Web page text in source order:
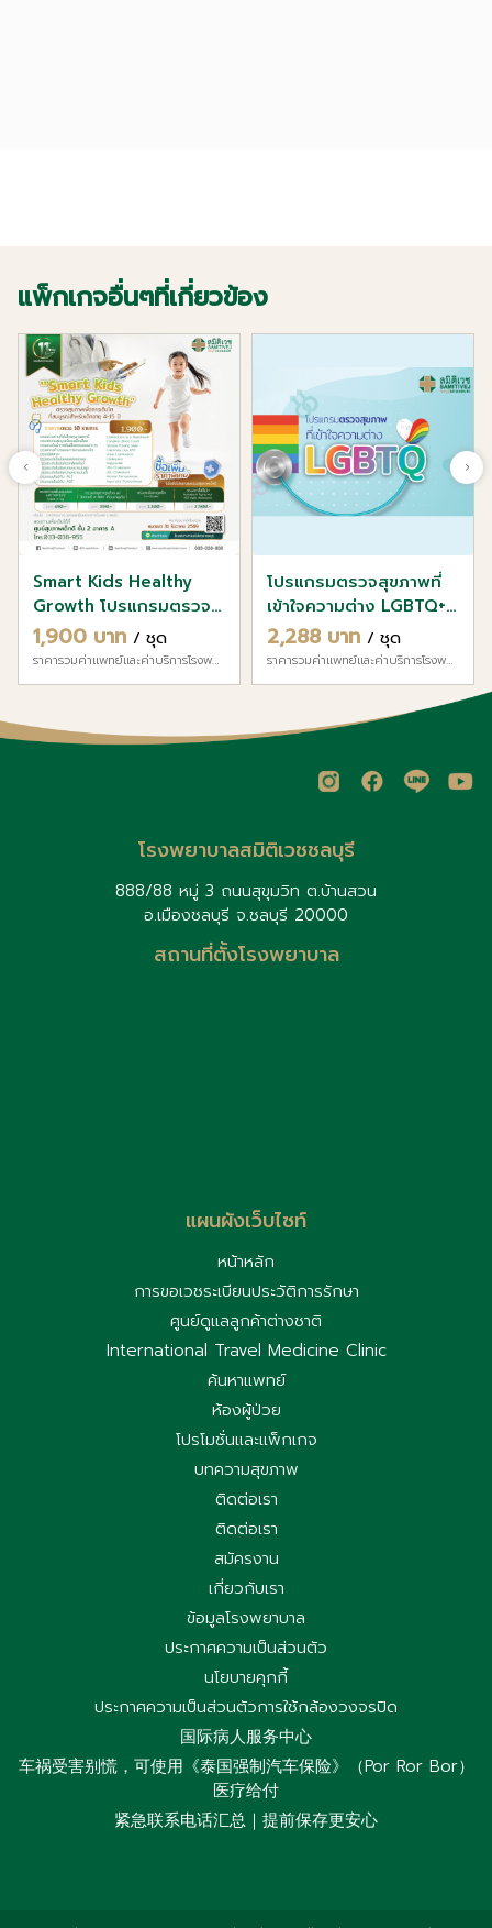
แพ็กเกจอื่นๆที่เกี่ยวข้อง
Smart Kids Healthy
Growth โปรแกรมตรวจ
สุขภาพสำหรับ เด็กอายุ
4–15 ปี
1,900 บาท / ชุด
ราคารวมค่าแพทย์และค่าบริการโรงพยาบาลแล้ว
โปรแกรมตรวจสุขภาพที่
เข้าใจความต่าง LGBTQ+
เฉพาะจุด
2,288 บาท / ชุด
ราคารวมค่าแพทย์และค่าบริการโรงพยาบาลแล้ว
โรงพยาบาลสมิติเวชชลบุรี
888/88 หมู่ 3 ถนนสุขุมวิท ต.บ้านสวน
อ.เมืองชลบุรี จ.ชลบุรี 20000
สถานที่ตั้งโรงพยาบาล
แผนผังเว็บไซท์
หน้าหลัก
การขอเวชระเบียนประวัติการรักษา
ศูนย์ดูแลลูกค้าต่างชาติ
International Travel Medicine Clinic
ค้นหาแพทย์
ห้องผู้ป่วย
โปรโมชั่นและแพ็กเกจ
บทความสุขภาพ
ติดต่อเรา
ติดต่อเรา
สมัครงาน
เกี่ยวกับเรา
ข้อมูลโรงพยาบาล
ประกาศความเป็นส่วนตัว
นโยบายคุกกี้
ประกาศความเป็นส่วนตัวการใช้กล้องวงจรปิด
国际病人服务中心
车祸受害别慌，可使用《泰国强制汽车保险》（Por Ror Bor）
医疗给付
紧急联系电话汇总｜提前保存更安心